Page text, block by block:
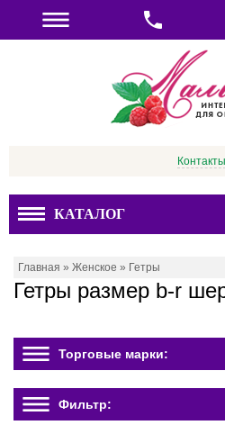
Контакты
КАТАЛОГ
Главная » Женское » Гетры
Гетры размер b-r
Торговые марки:
Фильтр: